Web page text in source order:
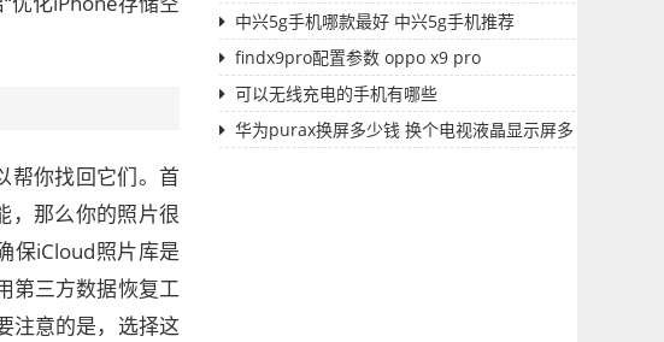
帮你找回它们。首
，那么你的照片很
保iCloud照片库是
第三方数据恢复工
注意的是，选择这
中兴5g手机哪款最好 中兴5g手机推荐
findx9pro配置参数 oppo x9 pro
可以无线充电的手机有哪些
华为purax换屏多少钱 换个电视液晶显示屏多